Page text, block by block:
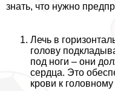
знать, что нужно
Лечь в
голову
под ноги – они
сердца. Это
крови к